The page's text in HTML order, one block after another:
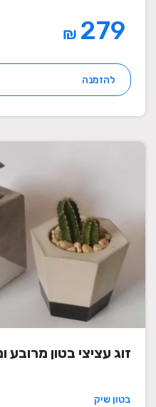
₪
להזמנה
זוג עציצי בטון מרובע
בטון שיק